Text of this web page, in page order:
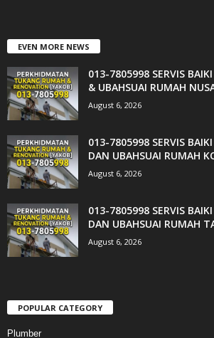
EVEN MORE NEWS
013-7805998 SERVIS
& UBAHSUAI RUMAH
August 6, 2026
013-7805998 SERVIS
DAN UBAHSUAI RUMAH
August 6, 2026
013-7805998 SERVIS
DAN UBAHSUAI RUMAH
August 6, 2026
POPULAR CATEGORY
Plumber